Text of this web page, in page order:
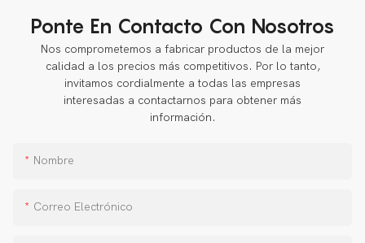
Ponte En Contacto Con Nosotros
Nos comprometemos a fabricar productos de la mejor
calidad a los precios más competitivos. Por lo tanto,
invitamos cordialmente a todas las empresas
interesadas a contactarnos para obtener más
información.
Nombre
Correo Electrónico